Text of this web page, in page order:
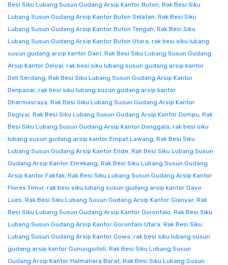
Besi Siku Lubang Susun Gudang Arsip Kantor Buton, Rak Besi Siku
Lubang Susun Gudang Arsip Kantor Buton Selatan, Rak Besi Siku
Lubang Susun Gudang Arsip Kantor Buton Tengah, Rak Besi Siku
Lubang Susun Gudang Arsip Kantor Buton Utara, rak besi siku lubang
susun gudang arsip kantor Dairi, Rak Besi Siku Lubang Susun Gudang
Arsip Kantor Deiyai, rak besi siku lubang susun gudang arsip kantor
Deli Serdang, Rak Besi Siku Lubang Susun Gudang Arsip Kantor
Denpasar, rak besi siku lubang susun gudang arsip kantor
Dharmasraya, Rak Besi Siku Lubang Susun Gudang Arsip Kantor
Dogiyai, Rak Besi Siku Lubang Susun Gudang Arsip Kantor Dompu, Rak
Besi Siku Lubang Susun Gudang Arsip Kantor Donggala, rak besi siku
lubang susun gudang arsip kantor Empat Lawang, Rak Besi Siku
Lubang Susun Gudang Arsip Kantor Ende, Rak Besi Siku Lubang Susun
Gudang Arsip Kantor Enrekang, Rak Besi Siku Lubang Susun Gudang
Arsip Kantor Fakfak, Rak Besi Siku Lubang Susun Gudang Arsip Kantor
Flores Timur, rak besi siku lubang susun gudang arsip kantor Gayo
Lues, Rak Besi Siku Lubang Susun Gudang Arsip Kantor Gianyar, Rak
Besi Siku Lubang Susun Gudang Arsip Kantor Gorontalo, Rak Besi Siku
Lubang Susun Gudang Arsip Kantor Gorontalo Utara, Rak Besi Siku
Lubang Susun Gudang Arsip Kantor Gowa, rak besi siku lubang susun
gudang arsip kantor Gunungsitoli, Rak Besi Siku Lubang Susun
Gudang Arsip Kantor Halmahera Barat, Rak Besi Siku Lubang Susun